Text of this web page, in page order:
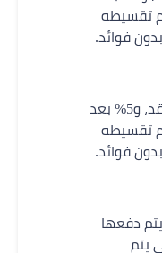
تقسيطه
بمقدم 10% يتم دفعه عند التعاقد، و5% بعد
تقسيطه
عند التعاقد، و10% يتم دفعها
يتم